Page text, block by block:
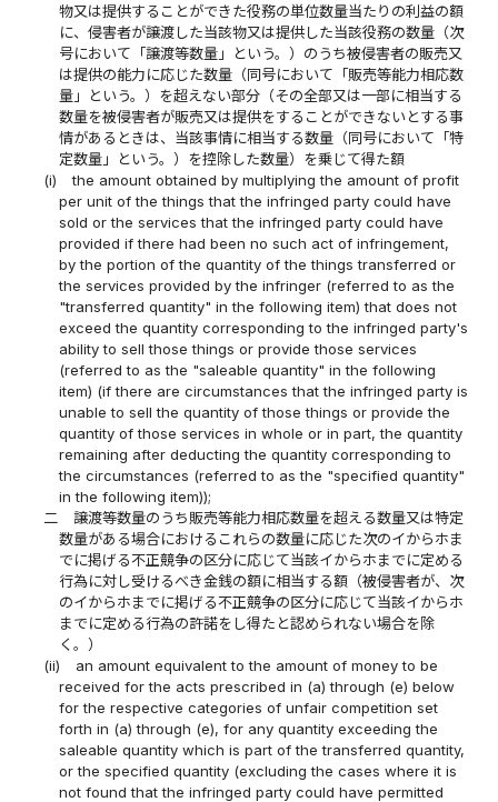
物又は提供することができた役務の単位数量当たりの利益の額
に、侵害者が譲渡した当該物又は提供した当該役務の数量（次
号において「譲渡等数量」という。）のうち被侵害者の販売又
は提供の能力に応じた数量（同号において「販売等能力相応数
量」という。）を超えない部分（その全部又は一部に相当する
数量を被侵害者が販売又は提供をすることができないとする事
情があるときは、当該事情に相当する数量（同号において「特
定数量」という。）を控除した数量）を乗じて得た額
(i)
the amount obtained by multiplying the amount of profit
per unit of the things that the infringed party could have
sold or the services that the infringed party could have
provided if there had been no such act of infringement,
by the portion of the quantity of the things transferred or
the services provided by the infringer (referred to as the
"transferred quantity" in the following item) that does not
exceed the quantity corresponding to the infringed party's
ability to sell those things or provide those services
(referred to as the "saleable quantity" in the following
item) (if there are circumstances that the infringed party is
unable to sell the quantity of those things or provide the
quantity of those services in whole or in part, the quantity
remaining after deducting the quantity corresponding to
the circumstances (referred to as the "specified quantity"
in the following item));
二
譲渡等数量のうち販売等能力相応数量を超える数量又は特定
数量がある場合におけるこれらの数量に応じた次のイからホま
でに掲げる不正競争の区分に応じて当該イからホまでに定める
行為に対し受けるべき金銭の額に相当する額（被侵害者が、次
のイからホまでに掲げる不正競争の区分に応じて当該イからホ
までに定める行為の許諾をし得たと認められない場合を除
く。）
(ii)
an amount equivalent to the amount of money to be
received for the acts prescribed in (a) through (e) below
for the respective categories of unfair competition set
forth in (a) through (e), for any quantity exceeding the
saleable quantity which is part of the transferred quantity,
or the specified quantity (excluding the cases where it is
not found that the infringed party could have permitted